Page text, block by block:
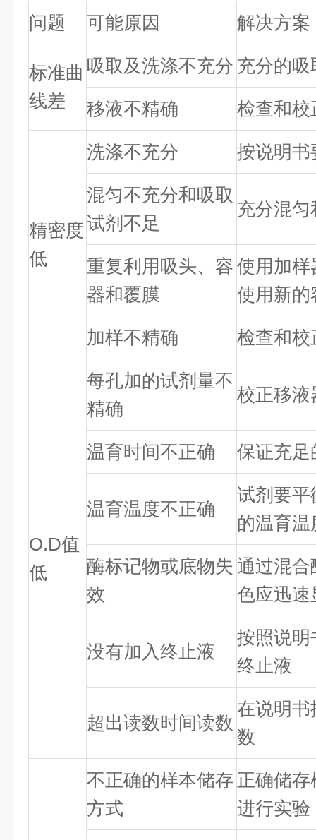
问题 可能原因 解决方案
标准曲
线差
吸取及洗涤不充分 充分的
移液不精确 检查和校
精密度
低
洗涤不充分 按说明书
混匀不充分和吸取
试剂不足
充分混
重复利用吸头、容
器和覆膜
使用加样
使用新的
加样不精确 检查和校
O.D值
低
每孔加的试剂量不
精确
校正移液
温育时间不正确 保证充足
温育温度不正确
试剂要平
的温育温
酶标记物或底物失
效
通过混
色应迅速
没有加入终止液
按照说明
终止液
超出读数时间读数
在说明书
数
不正确的样本储存
方式
正确储
进行实验